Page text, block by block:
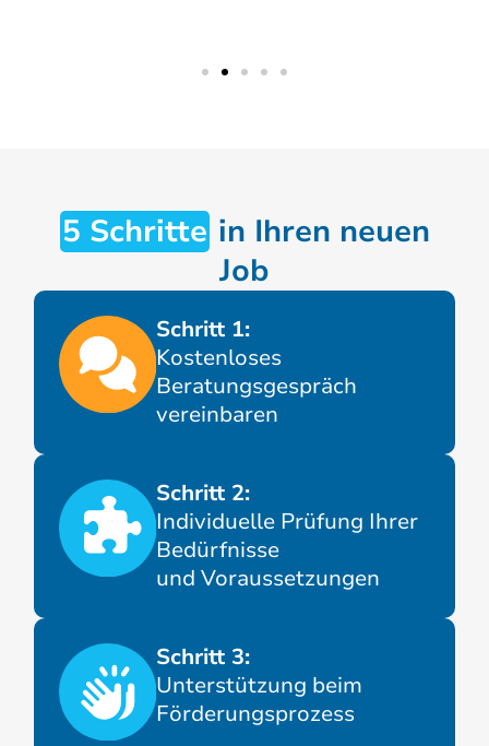
Schritt 1:
Kostenloses
Beratungsgespräch
vereinbaren
Schritt 2:
Individuelle Prüfung Ihrer
Bedürfnisse
und Voraussetzungen
Schritt 3:
Unterstützung beim
Förderungsprozess
5 Schritte in Ihren neuen
Job